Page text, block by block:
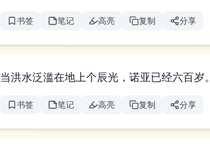
书签 笔记 高亮 复制 分享
当洪水泛滥在地上个辰光，诺亚已经六百岁。
书签 笔记 高亮 复制 分享